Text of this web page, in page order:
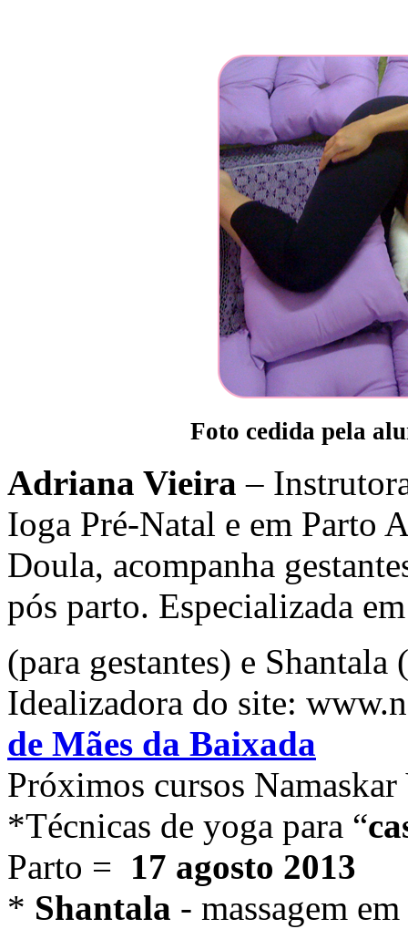
Foto cedida pela
Adriana Vieira –
Ioga Pré-Natal e em Parto
Doula, acompanha
pós parto. Especializada
(para gestantes) e Shantala
Idealizadora do site:
de Mães da Baixada
Próximos cursos
*Técnicas de yoga para “
Parto = 17 agosto 2013
* Shantala - massagem